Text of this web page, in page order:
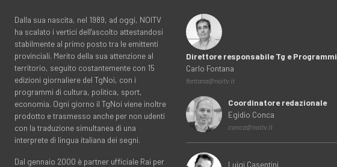
Dalla sua nascita, nel 1989, ad oggi, NOITV
ha scalato i vertici dell'ascolto attestandosi
stabilmente al primo posto tra le emittenti
provinciali. Merito della sua attenzione al
territorio, seguito costantemente con 15
edizioni giornaliere del TgNoi, con i
programmi di cultura, politica, sport,
economia. Ogni giorno il TgNoi viene inoltre
prodotto e trasmesso anche per non udenti
con la traduzione simultanea di una
interprete di lingua italiana dei segni.
Dal gennaio 2000 è partner ufficiale Rai per
Direttore responsabile Tg e Programmi
Carlo Fontana
fontana@noitv.it
Coordinatore redazionale
Egidio Conca
conca@noitv.it
Luigi Casentini